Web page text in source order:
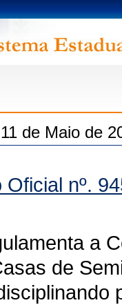
de Maio de
Oficial nº.
a
de